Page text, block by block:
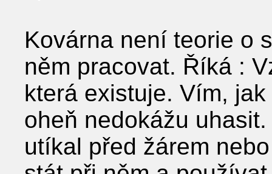
Kovárna není teorie o
něm pracovat. Říká :
která existuje. Vím,
oheň nedokážu
utíkal před žárem